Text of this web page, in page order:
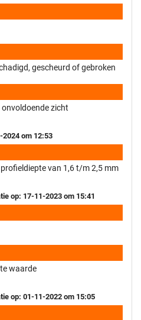
gescheurd of gebroken
zicht
2024 om 12:53
van 1,6 t/m 2,5 mm
op: 17-11-2023 om 15:41
waarde
op: 01-11-2022 om 15:05